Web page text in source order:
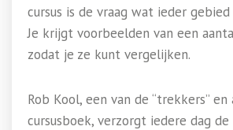
cursus is de vraag wat ieder
Je krijgt voorbeelden van een
zodat je ze kunt vergelijken.
Rob Kool, een van de “trekkers”
cursusboek, verzorgt iedere dag